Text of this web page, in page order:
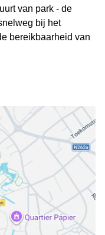
van park - de
bij het
bereikbaarheid van